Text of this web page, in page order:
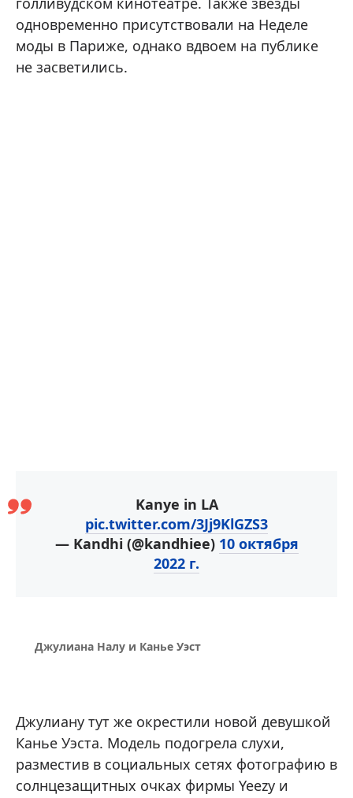
одновременно присутствовали на Неделе
моды в Париже, однако вдвоем на публике
не засветились.
Kanye in LA
pic.twitter.com/3Jj9KlGZS3
— Kandhi (@kandhiee) 10 октября
2022 г.
Джулиана Налу и Канье Уэст
Джулиану тут же окрестили новой девушкой
Канье Уэста. Модель подогрела слухи,
разместив в социальных сетях фотографию в
солнцезащитных очках фирмы Yeezy и